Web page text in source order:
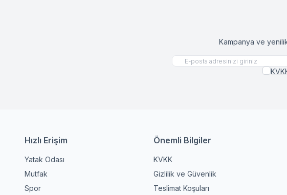
Kampanya ve
Hızlı Erişim
Yatak Odası
Mutfak
Spor
Önemli Bilgiler
KVKK
Gizlilik ve Güvenlik
Teslimat Koşuları